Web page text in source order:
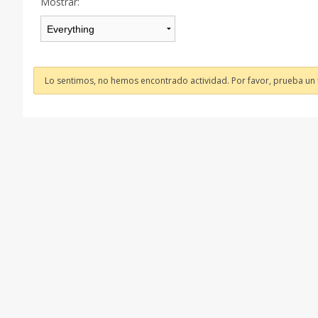
Lo sentimos, no hemos encontrado actividad. Por favor, prueba